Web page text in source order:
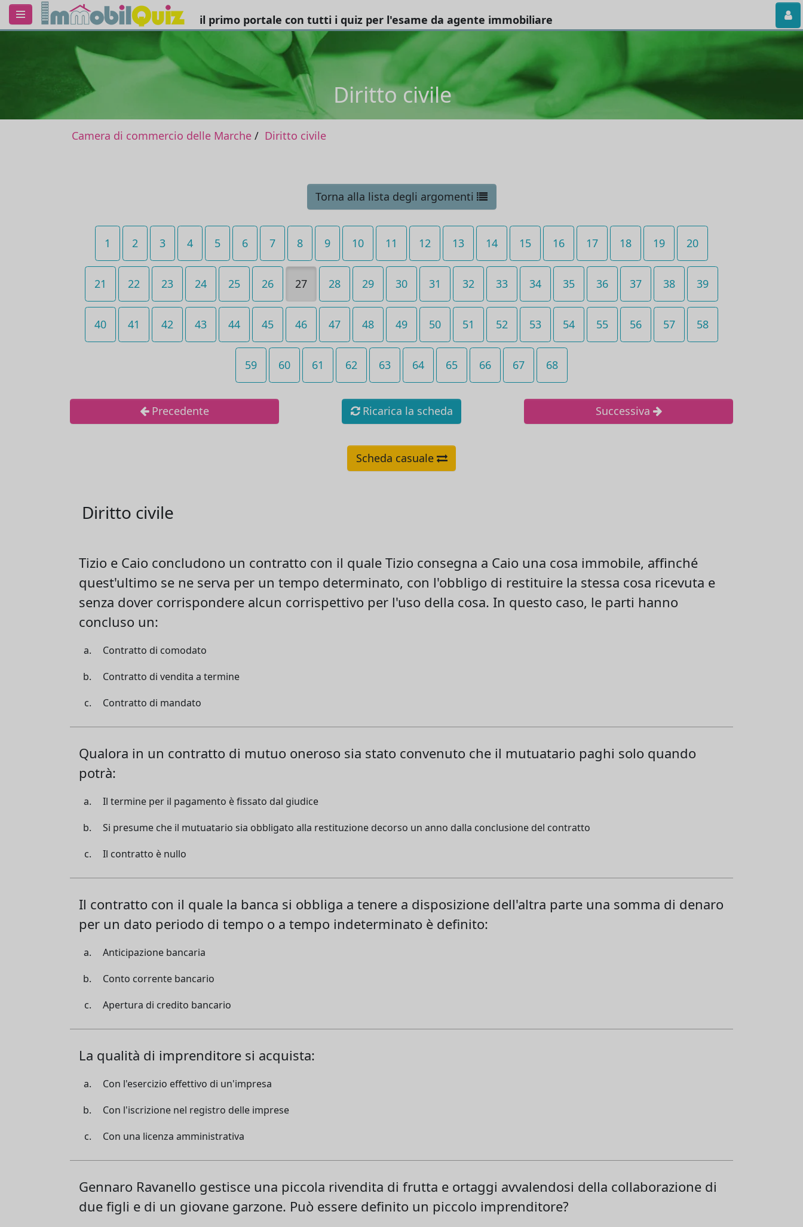
il primo portale con tutti i quiz per l'esame da agente immobiliare
Diritto civile
Camera di commercio delle Marche Diritto civile
Torna alla lista degli argomenti
1 2 3 4 5 6 7 8 9 10 11 12 13 14 15 16 17 18 19 20
21 22 23 24 25 26 27 28 29 30 31 32 33 34 35 36 37 38 39
40 41 42 43 44 45 46 47 48 49 50 51 52 53 54 55 56 57 58
59 60 61 62 63 64 65 66 67 68
Precedente Ricarica la scheda Successiva
Scheda casuale
Diritto civile
Tizio e Caio concludono un contratto con il quale Tizio consegna a Caio una cosa immobile, affinché
quest'ultimo se ne serva per un tempo determinato, con l'obbligo di restituire la stessa cosa ricevuta e
senza dover corrispondere alcun corrispettivo per l'uso della cosa. In questo caso, le parti hanno
concluso un:
Contratto di comodato
Contratto di vendita a termine
Contratto di mandato
Qualora in un contratto di mutuo oneroso sia stato convenuto che il mutuatario paghi solo quando
potrà:
Il termine per il pagamento è fissato dal giudice
Si presume che il mutuatario sia obbligato alla restituzione decorso un anno dalla conclusione del contratto
Il contratto è nullo
Il contratto con il quale la banca si obbliga a tenere a disposizione dell'altra parte una somma di denaro
per un dato periodo di tempo o a tempo indeterminato è definito:
Anticipazione bancaria
Conto corrente bancario
Apertura di credito bancario
La qualità di imprenditore si acquista:
Con l'esercizio effettivo di un'impresa
Con l'iscrizione nel registro delle imprese
Con una licenza amministrativa
Gennaro Ravanello gestisce una piccola rivendita di frutta e ortaggi avvalendosi della collaborazione di
due figli e di un giovane garzone. Può essere definito un piccolo imprenditore?